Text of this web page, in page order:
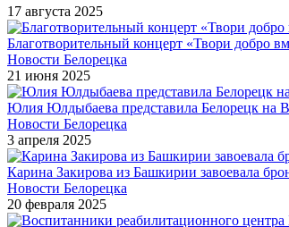
17 августа 2025
Благотворительный концерт «Твори добро
Новости Белорецка
21 июня 2025
Юлия Юлдыбаева представила Белорецк на
Новости Белорецка
3 апреля 2025
Карина Закирова из Башкирии завоевала
Новости Белорецка
20 февраля 2025